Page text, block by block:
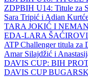
ZDPBIH U14: Titule za
Sara Tripić i Adian
TARA JOKIĆ I
EDA-LARA
ATP Challenger titula za
Amar Silajdžić i
DAVIS CUP: BIH
DAVIS CUP